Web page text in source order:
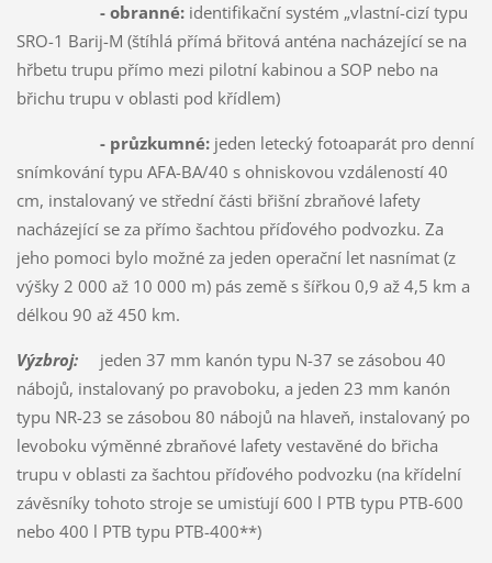
- obranné:identifikační systém „vlastní-cizí typu
SRO-1 Barij-M (štíhlá přímá břitová anténa nacházející se na
hřbetu trupu přímo mezi pilotní kabinou a SOP nebo na
břichu trupu v oblasti pod křídlem)
- průzkumné:jeden letecký fotoaparát pro denní
snímkování typu AFA-BA/40 s ohniskovou vzdáleností 40
cm, instalovaný ve střední části břišní zbraňové lafety
nacházející se za přímo šachtou příďového podvozku. Za
jeho pomoci bylo možné za jeden operační let nasnímat (z
výšky 2 000 až 10 000 m) pás země s šířkou 0,9 až 4,5 km a
délkou 90 až 450 km.
Výzbroj:jeden 37 mm kanón typu N-37 se zásobou 40
nábojů, instalovaný po pravoboku, a jeden 23 mm kanón
typu NR-23 se zásobou 80 nábojů na hlaveň, instalovaný po
levoboku výměnné zbraňové lafety vestavěné do břicha
trupu v oblasti za šachtou příďového podvozku (na křídelní
závěsníky tohoto stroje se umisťují 600 l PTB typu PTB-600
nebo 400 l PTB typu PTB-400**)